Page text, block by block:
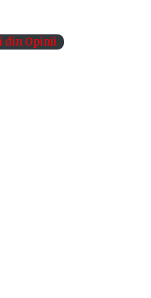
din Opinii